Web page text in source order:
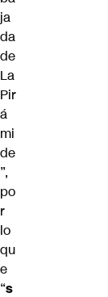
ja
da
de
La
Pir
á
mi
de
”,
po
r
lo
qu
e
“s